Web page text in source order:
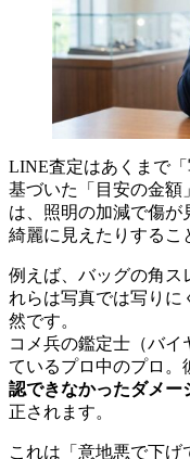
LINE査定はあくまで
基づいた「目安の金額
は、照明の加減で傷が
綺麗に見えたりするこ
例えば、バッグの角ス
れらは写真では写りに
然です。
コメ兵の鑑定士（バ
ているプロ中のプロ。
認できなかったダメー
正されます。
これは「意地悪で下げ